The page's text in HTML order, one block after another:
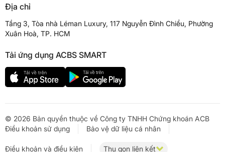
Địa chỉ
Tầng 3, Tòa nhà Léman Luxury, 117 Nguyễn Đình Chiểu, Phường
Xuân Hoà, TP. HCM
Tải ứng dụng ACBS SMART
© 2026 Bản quyền thuộc về Công ty TNHH Chứng khoán ACB
Điều khoản sử dụng
Bảo vệ dữ liệu cá nhân
Điều khoản và điều kiện Thu gọn liên kết